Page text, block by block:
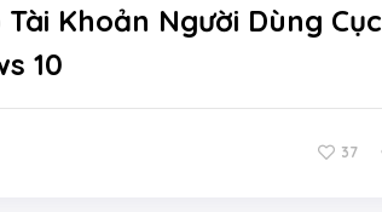
Khoản Người Dùng Cục
10
37